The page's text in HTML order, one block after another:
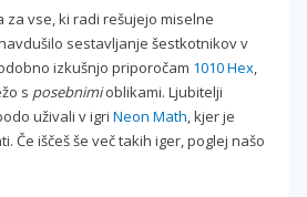
za vse, ki radi rešujejo miselne
sestavljanje šestkotnikov v
izkušnjo priporočam 1010 Hex,
s posebnimioblikami. Ljubitelji
uživali v igri Neon Math, kjer je
Če iščeš še več takih iger, poglej našo